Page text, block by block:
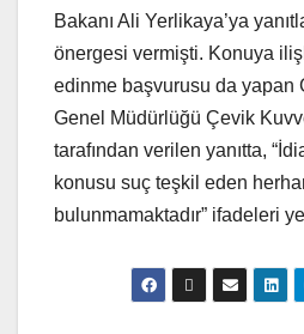
Bakanı Ali Yerlikaya’ya
önergesi vermişti. Konuya
edinme başvurusu da yapan
Genel Müdürlüğü Çevik
tarafından verilen yanıtta,
konusu suç teşkil eden
bulunmamaktadır” ifadeleri